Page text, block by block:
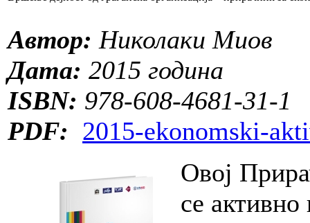
Автор: Николаки Миов
Дата: 2015 година
ISBN: 978-608-4681-31-1
PDF: 2015-ekonomski-
Овој
се